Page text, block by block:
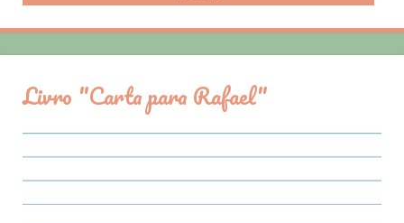
Livro "Carta para Rafael"